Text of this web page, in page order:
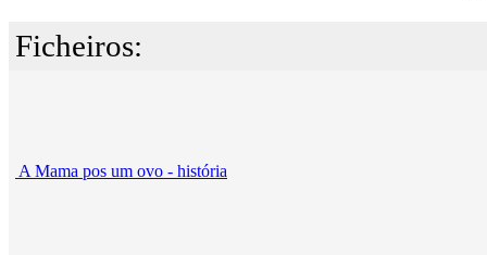
Ficheiros:
A Mama pos um ovo - história